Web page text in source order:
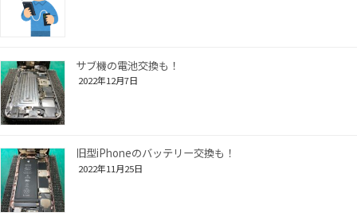
サブ機の電池交換も！
2022年12月7日
旧型iPhoneのバッテリー交換も！
2022年11月25日